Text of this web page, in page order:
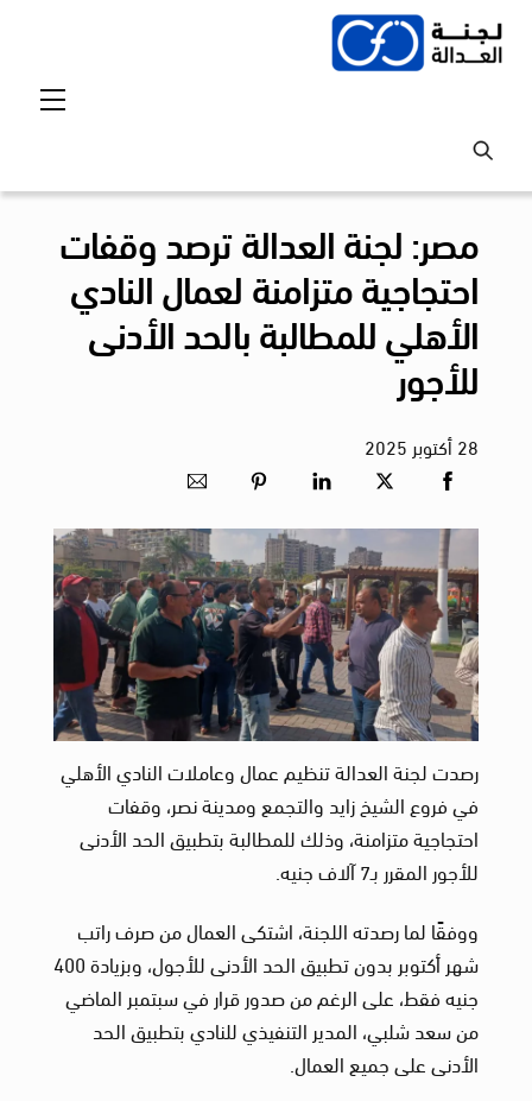
Skip
مصر: لجنة العدالة ترصد وقفات
احتجاجية متزامنة لعمال النادي
الأهلي للمطالبة بالحد الأدنى
للأجور
28أكتوبر 2025
رصدت لجنة العدالة تنظيم عمال وعاملات النادي الأهلي
في فروع الشيخ زايد والتجمع ومدينة نصر، وقفات
احتجاجية متزامنة، وذلك للمطالبة بتطبيق الحد الأدنى
للأجور المقرر بـ7 آلاف جنيه.
ووفقًا لما رصدته اللجنة، اشتكى العمال من صرف راتب
شهر أكتوبر بدون تطبيق الحد الأدنى للأجول، وبزيادة 400
جنيه فقط، على الرغم من صدور قرار في سبتمبر الماضي
من سعد شلبي، المدير التنفيذي للنادي بتطبيق الحد
الأدنى على جميع العمال.